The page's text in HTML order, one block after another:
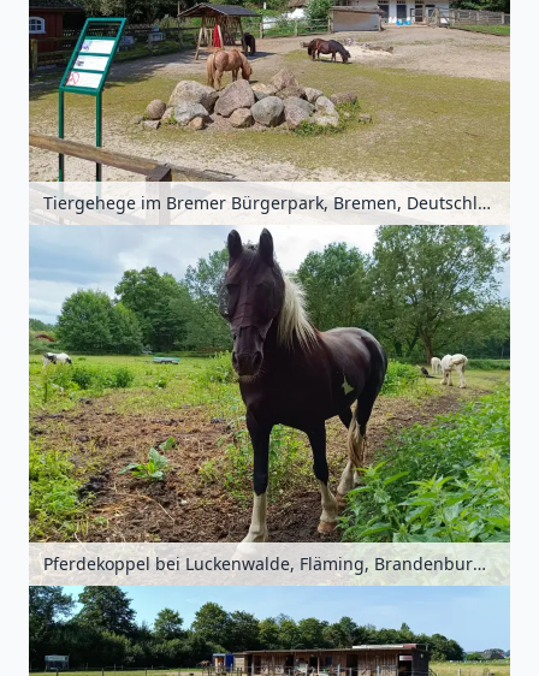
Tiergehege im Bremer Bürgerpark, Bremen, Deutschland
Pferdekoppel bei Luckenwalde, Fläming, Brandenburg, Deutschland